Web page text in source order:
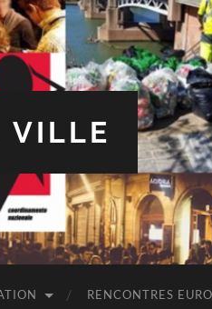
VILLE
RENCONTRES